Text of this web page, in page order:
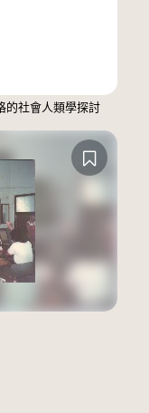
社會人類學探討